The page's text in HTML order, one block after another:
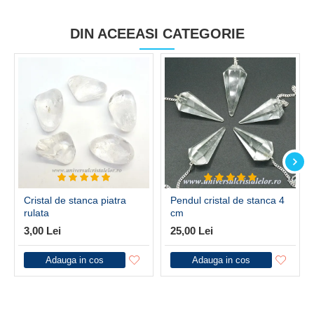
DIN ACEEASI CATEGORIE
Cristal de stanca piatra
rulata
3,00 Lei
Adauga in cos
Pendul cristal de stanca 4
cm
25,00 Lei
Adauga in cos